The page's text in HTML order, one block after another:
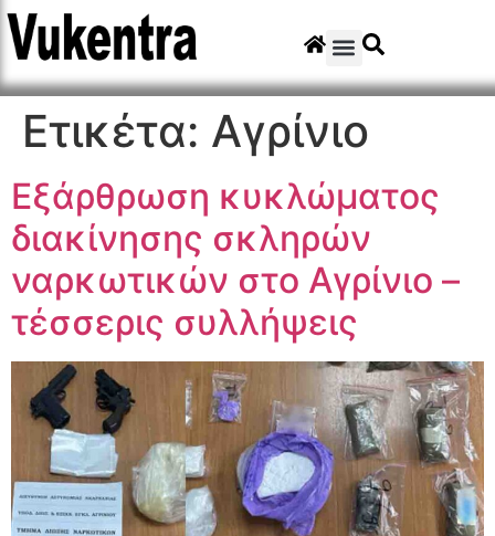
Ετικέτα: Αγρίνιο
Εξάρθρωση κυκλώματος
διακίνησης σκληρών
ναρκωτικών στο Αγρίνιο –
τέσσερις συλλήψεις